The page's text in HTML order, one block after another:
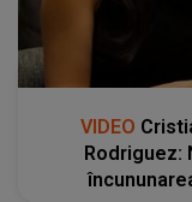
VIDEO
Rodriguez: